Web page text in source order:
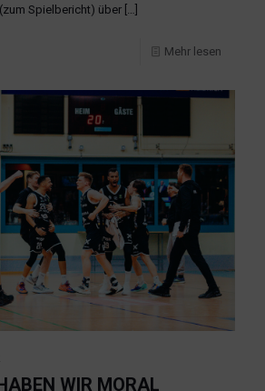
Spielbericht) über […]
Mehr lesen
WIR MORAL